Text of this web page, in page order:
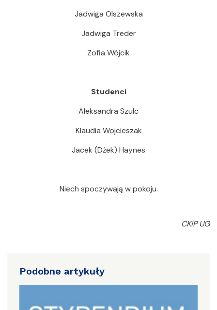
Jadwiga Olszewska
Jadwiga Treder
Zofia Wójcik
Studenci
Aleksandra Szulc
Klaudia Wojcieszak
Jacek (Dżek) Haynes
Niech spoczywają w pokoju.
CKiP UG
Podobne artykuły